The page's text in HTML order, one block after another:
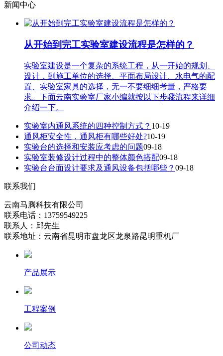
新闻中心
从开始到完工实验室建设流程是怎样的？
实验室建设是一个复杂的系统工程，从一开始的规划、
设计，到施工单位的选择、平面布局设计、水电气的配
置、实验室家具的选择，无一不要细细考量，严格要
求。下面云南实验室厂家小编就按以下步骤流程来详细
介绍一下。
实验室内通风系统的四种控制方式？ 10-19
通风柜安全性，通风柜有哪些好处?10-19
实验台的选择和安装应考虑的问题09-18
实验室装修设计过程中的整体颜色搭配09-18
实验台台面设计要求及通风设备包括哪些？ 09-18
联系我们
云南马腾科技有限公司
联系电话：13759549225
联系人：邱先生
联系地址：云南省昆明市盘龙区龙泉路昆明重机厂
产品展示
工程案例
公司动态